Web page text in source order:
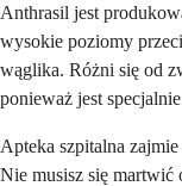
Anthrasil jest
wysokie poziomy
wąglika. Różni się od
ponieważ jest
Apteka szpitalna
Nie musisz się martwić